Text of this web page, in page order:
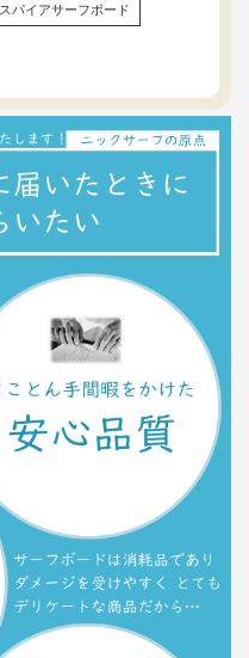
パイアサーフボード